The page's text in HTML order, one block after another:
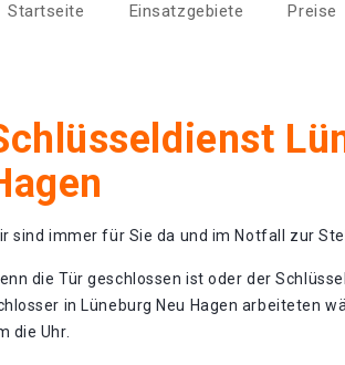
Startseite Einsatzgebiete Preise
sind immer für Sie da und im Notfall zur
die Tür geschlossen ist oder der
in Lüneburg Neu Hagen arbeiteten
die Uhr.